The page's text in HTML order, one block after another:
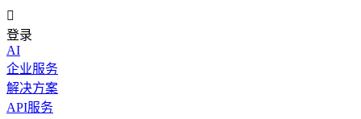

登录
AI
企业服务
解决方案
API服务